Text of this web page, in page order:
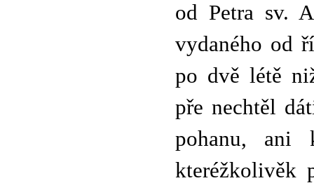
od Petra sv.
vydaného od
po dvě létě
pře nechtěl
pohanu, ani
kteréžkolivěk